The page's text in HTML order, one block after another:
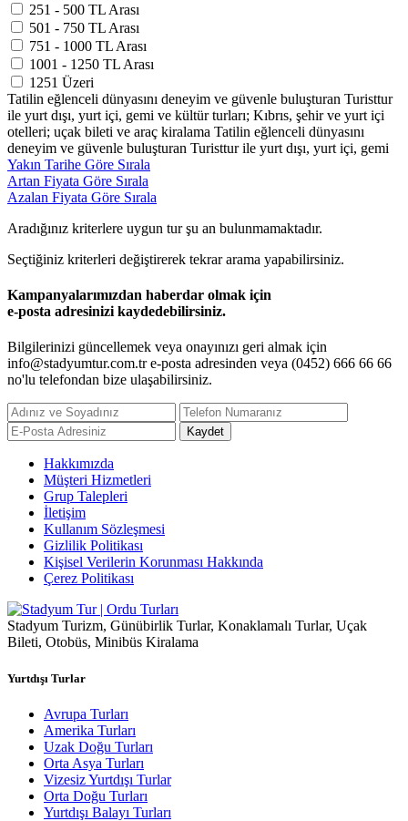
251 - 500 TL Arası
501 - 750 TL Arası
751 - 1000 TL Arası
1001 - 1250 TL Arası
1251 Üzeri
Tatilin eğlenceli dünyasını deneyim ve güvenle buluşturan Turisttur
ile yurt dışı, yurt içi, gemi ve kültür turları; Kıbrıs, şehir ve yurt içi
otelleri; uçak bileti ve araç kiralama Tatilin eğlenceli dünyasını
deneyim ve güvenle buluşturan Turisttur ile yurt dışı, yurt içi, gemi
Yakın Tarihe Göre Sırala
Artan Fiyata Göre Sırala
Azalan Fiyata Göre Sırala
Aradığınız kriterlere uygun tur şu an bulunmamaktadır.
Seçtiğiniz kriterleri değiştirerek tekrar arama yapabilirsiniz.
Kampanyalarımızdan haberdar olmak için
e-posta adresinizi kaydedebilirsiniz.
Bilgilerinizi güncellemek veya onayınızı geri almak için
info@stadyumtur.com.tre-posta adresinden veya (0452) 666 66 66
no'lu telefondan bize ulaşabilirsiniz.
Hakkımızda
Müşteri Hizmetleri
Grup Talepleri
İletişim
Kullanım Sözleşmesi
Gizlilik Politikası
Kişisel Verilerin Korunması Hakkında
Çerez Politikası
Stadyum Turizm, Günübirlik Turlar, Konaklamalı Turlar, Uçak
Bileti, Otobüs, Minibüs Kiralama
Yurtdışı Turlar
Avrupa Turları
Amerika Turları
Uzak Doğu Turları
Orta Asya Turları
Vizesiz Yurtdışı Turlar
Orta Doğu Turları
Yurtdışı Balayı Turları